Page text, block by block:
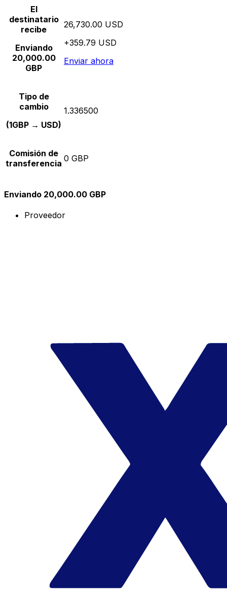
El
destinatario
recibe
Enviando
20,000.00
GBP
26,730.00 USD
+359.79 USD
Enviar ahora
Tipo de
cambio
(1GBP → USD)
1.336500
Comisión de
transferencia 0 GBP
Enviando 20,000.00 GBP
Proveedor